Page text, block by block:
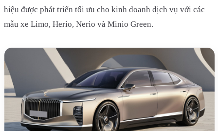
hiệu được phát triển tối ưu cho kinh doanh dịch vụ với các
mẫu xe Limo, Herio, Nerio và Minio Green.